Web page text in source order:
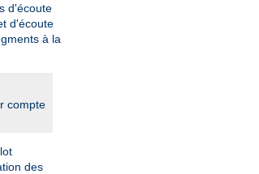
d'écoute
d'écoute
à la
compte
des